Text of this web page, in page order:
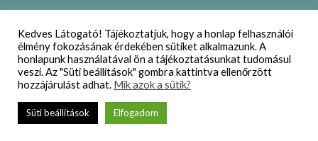
Impresszum
Kapcsolat
NAPMŰHELY
Kedves Látogató! Tájékoztatjuk, hogy a honlap felhasználói
élmény fokozásának érdekében sütiket alkalmazunk. A
honlapunk használatával ön a tájékoztatásunkat tudomásul
veszi. Az "Süti beállítások" gombra kattintva ellenőrzött
hozzájárulást adhat. Mik azok a sütik?
Süti beállítások Elfogadom